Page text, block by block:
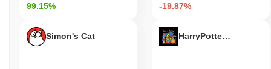
99.15%
Simon's Cat
-19.87%